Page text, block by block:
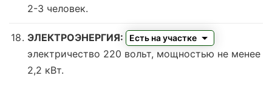
2-3 человек.
ЭЛЕКТРОЭНЕРГИЯ: Есть на участке
электричество 220 вольт, мощностью не менее
2,2 кВт.